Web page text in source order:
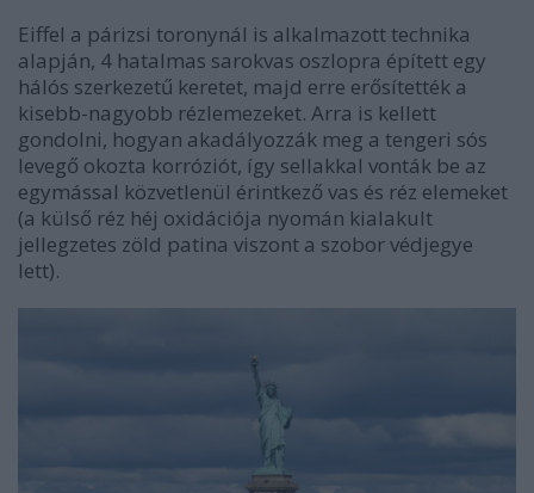
Eiffel a párizsi toronynál is alkalmazott technika
alapján, 4 hatalmas sarokvas oszlopra épített egy
hálós szerkezetű keretet, majd erre erősítették a
kisebb-nagyobb rézlemezeket. Arra is kellett
gondolni, hogyan akadályozzák meg a tengeri sós
levegő okozta korróziót, így sellakkal vonták be az
egymással közvetlenül érintkező vas és réz elemeket
(a külső réz héj oxidációja nyomán kialakult
jellegzetes zöld patina viszont a szobor védjegye
lett).